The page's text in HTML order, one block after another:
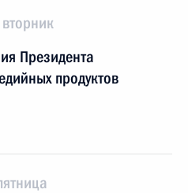
Президента
продуктов